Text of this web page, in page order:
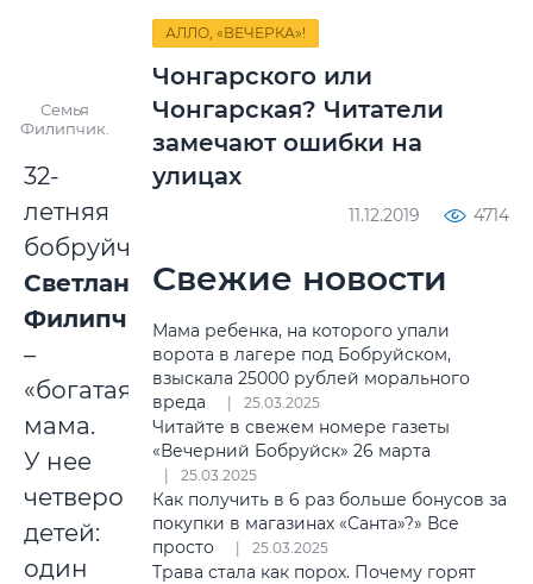
Семья
Филипчик.
32-
летняя
бобруйчанка
Светлана
Филипчик
–
«богатая»
мама.
У нее
четверо
детей:
один
АЛЛО, «ВЕЧЕРКА»!
Чонгарского или
Чонгарская? Читатели
замечают ошибки на
улицах
11.12.2019 4714
Свежие новости
Мама ребенка, на которого упали
ворота в лагере под Бобруйском,
взыскала 25000 рублей морального
вреда
25.03.2025
Читайте в свежем номере газеты
«Вечерний Бобруйск» 26 марта
25.03.2025
Как получить в 6 раз больше бонусов за
покупки в магазинах «Санта»?» Все
просто
25.03.2025
Трава стала как порох. Почему горят